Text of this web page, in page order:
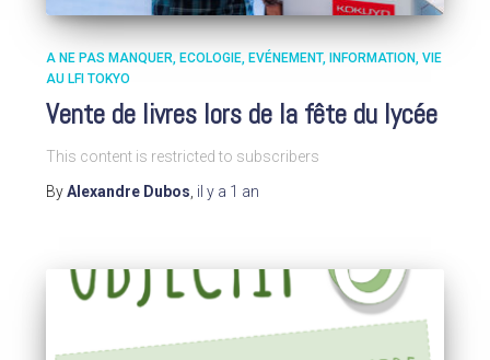
A NE PAS MANQUER ECOLOGIE EVÉNEMENT INFORMATION VIE
AU LFI TOKYO
Vente de livres lors de la fête du lycée
This content is restricted to subscribers
ByAlexandre Dubos, il y a 1 an